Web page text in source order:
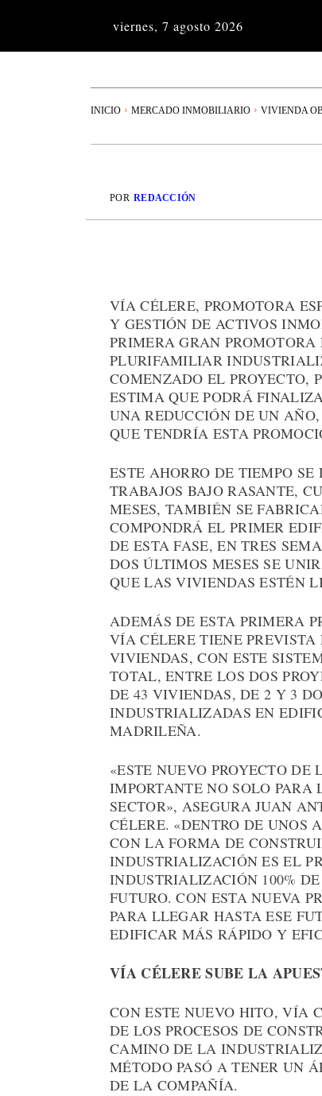
viernes, 7 agosto 2026
INICIO MERCADO INMOBILIARIO VIVIENDA
POR REDACCIÓN
VÍA CÉLERE, PROMOTORA
Y GESTIÓN DE ACTIVOS
PRIMERA GRAN
PLURIFAMILIAR
COMENZADO EL
ESTIMA QUE PODRÁ
UNA REDUCCIÓN DE UN
QUE TENDRÍA ESTA
ESTE AHORRO DE TIEMPO
TRABAJOS BAJO RASANTE,
MESES, TAMBIÉN SE
COMPONDRÁ EL PRIMER
DE ESTA FASE, EN TRES
DOS ÚLTIMOS MESES SE
QUE LAS VIVIENDAS ESTÉN
ADEMÁS DE ESTA PRIMERA
VÍA CÉLERE TIENE
VIVIENDAS, CON ESTE
TOTAL, ENTRE LOS DOS
DE 43 VIVIENDAS, DE 2 Y 3
INDUSTRIALIZADAS EN
MADRILEÑA.
«ESTE NUEVO PROYECTO
IMPORTANTE NO SOLO
SECTOR», ASEGURA JUAN
CÉLERE. «DENTRO DE UNOS
CON LA FORMA DE
INDUSTRIALIZACIÓN ES EL
INDUSTRIALIZACIÓN 100%
FUTURO. CON ESTA NUEVA
PARA LLEGAR HASTA ESE
EDIFICAR MÁS RÁPIDO Y
VÍA CÉLERE SUBE LA
CON ESTE NUEVO HITO, VÍA
DE LOS PROCESOS DE
CAMINO DE LA
MÉTODO PASÓ A TENER UN
DE LA COMPAÑÍA.